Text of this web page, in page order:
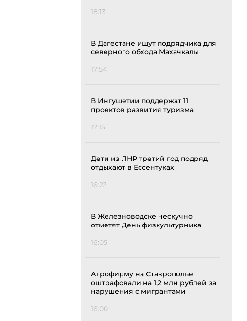
18:13
В Дагестане ищут подрядчика для
северного обхода Махачкалы
17:54
В Ингушетии поддержат 11
проектов развития туризма
17:15
Дети из ЛНР третий год подряд
отдыхают в Ессентуках
16:23
В Железноводске нескучно
отметят День физкультурника
16:05
Агрофирму на Ставрополье
оштрафовали на 1,2 млн рублей за
нарушения с мигрантами
16:00